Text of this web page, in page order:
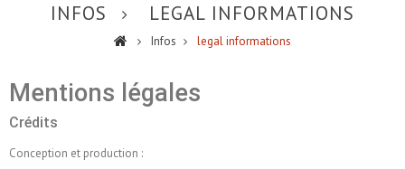
INFOS LEGAL INFORMATIONS
Infos legal informations
Mentions légales
Crédits
Conception et production :